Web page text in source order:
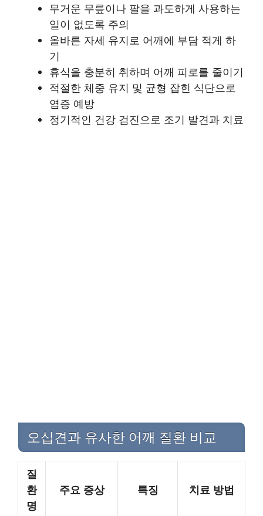
무거운 무릎이나 팔을 과도하게 사용하는
일이 없도록 주의
올바른 자세 유지로 어깨에 부담 적게 하
기
휴식을 충분히 취하며 어깨 피로를 줄이기
적절한 체중 유지 및 균형 잡힌 식단으로
염증 예방
정기적인 건강 검진으로 조기 발견과 치료
오십견과 유사한 어깨 질환 비교
질
환
명
주요 증상 특징 치료 방법